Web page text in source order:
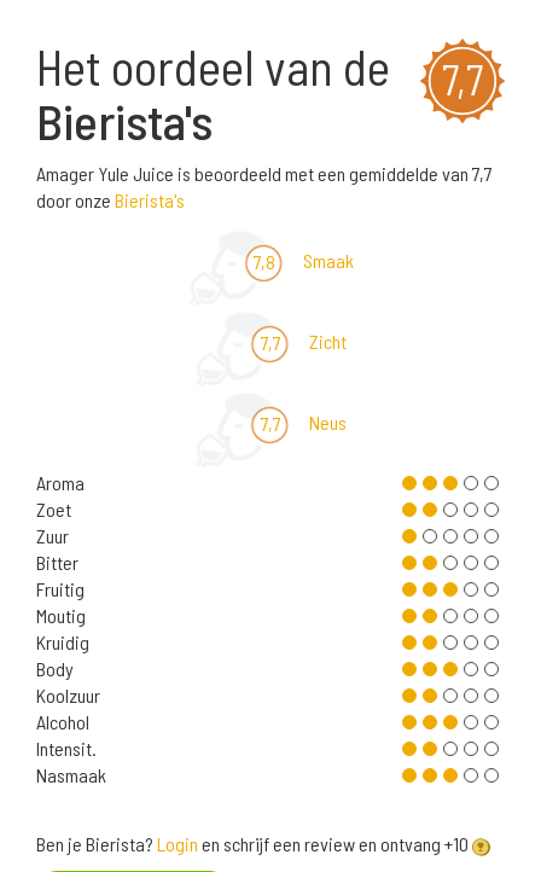
7,7
Het oordeel van de
Bierista's
Amager Yule Juice is beoordeeld met een gemiddelde van 7,7
door onze Bierista's
7,8 Smaak
7,7 Zicht
7,7 Neus
Aroma
Zoet
Zuur
Bitter
Fruitig
Moutig
Kruidig
Body
Koolzuur
Alcohol
Intensit.
Nasmaak
Ben je Bierista? Login en schrijf een review en ontvang +10